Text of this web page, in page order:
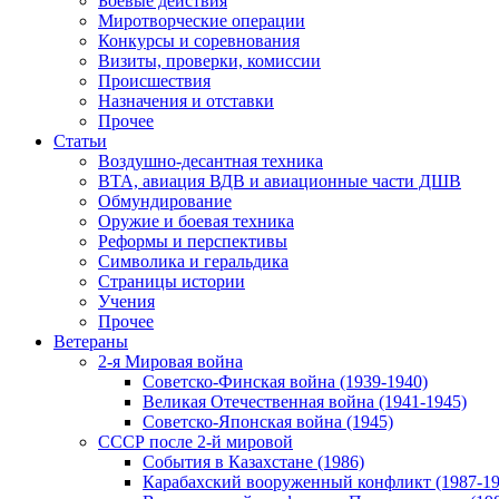
Миротворческие операции
Конкурсы и соревнования
Визиты, проверки, комиссии
Происшествия
Назначения и отставки
Прочее
Статьи
Воздушно-десантная техника
ВТА, авиация ВДВ и авиационные части ДШВ
Обмундирование
Оружие и боевая техника
Реформы и перспективы
Символика и геральдика
Страницы истории
Учения
Прочее
Ветераны
2-я Мировая война
Советско-Финская война (1939-1940)
Великая Отечественная война (1941-1945)
Советско-Японская война (1945)
СССР после 2-й мировой
События в Казахстане (1986)
Карабахский вооруженный конфликт (1987-